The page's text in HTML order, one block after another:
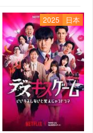
2025 日本